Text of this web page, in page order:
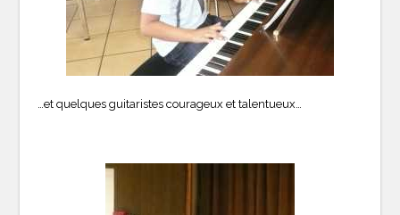
…et quelques guitaristes courageux et talentueux…